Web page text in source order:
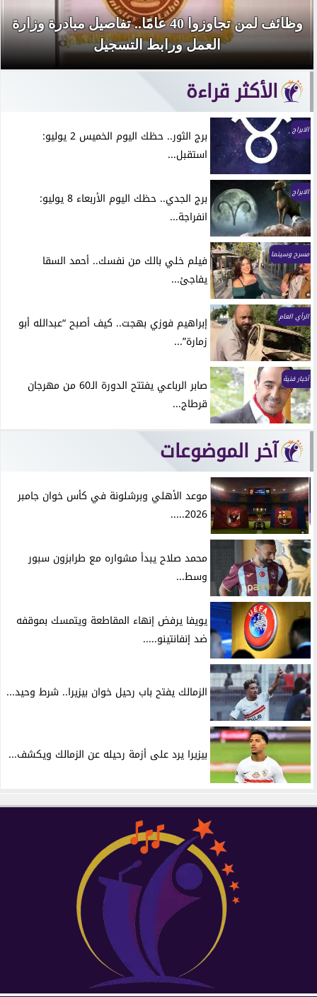
وظائف لمن تجاوزوا 40 عامًا.. تفاصيل مبادرة وزارة
العمل ورابط التسجيل
الأكثر قراءة
الابراج
برج الثور.. حظك اليوم الخميس 2 يوليو:
استقبل...
الابراج
برج الجدي.. حظك اليوم الأربعاء 8 يوليو:
انفراجة...
مسرح وسينما
فيلم خلي بالك من نفسك.. أحمد السقا
يفاجئ...
الرأي العام
إبراهيم فوزي بهجت.. كيف أصبح “عبدالله أبو
زمارة”...
أخبار فنية
صابر الرباعي يفتتح الدورة الـ60 من مهرجان
قرطاج...
آخر الموضوعات
موعد الأهلي وبرشلونة في كأس خوان جامبر
2026.....
محمد صلاح يبدأ مشواره مع طرابزون سبور
وسط...
يويفا يرفض إنهاء المقاطعة ويتمسك بموقفه
ضد إنفانتينو.....
الزمالك يفتح باب رحيل خوان بيزيرا.. شرط وحيد...
بيزيرا يرد على أزمة رحيله عن الزمالك ويكشف...